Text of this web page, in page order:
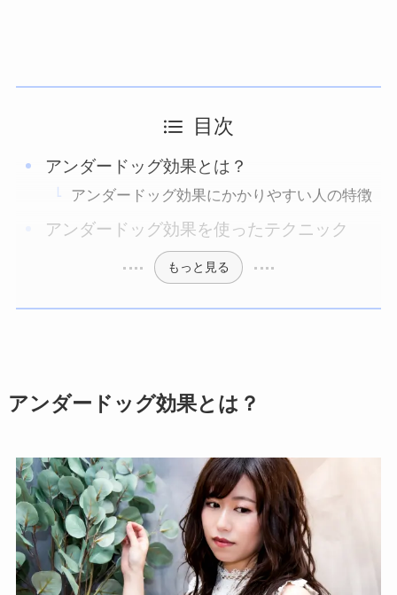
目次
アンダードッグ効果とは？
アンダードッグ効果にかかりやすい人の特徴
アンダードッグ効果を使ったテクニック
もっと見る
アンダードッグ効果とは？